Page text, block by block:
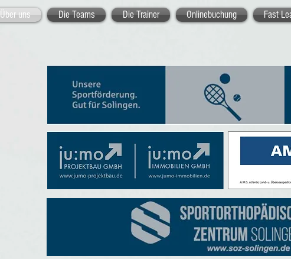
Über uns Die Teams Die Trainer Onlinebuchung Fast